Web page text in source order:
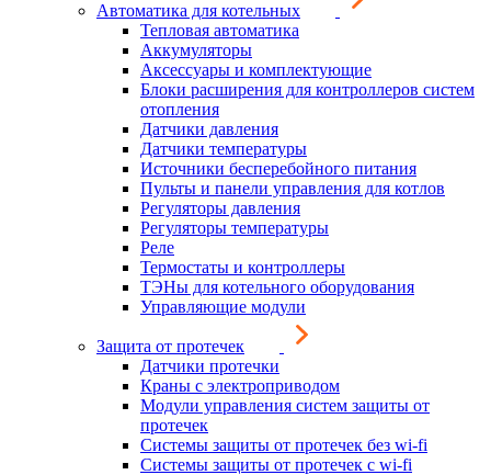
Автоматика для котельных
Тепловая автоматика
Аккумуляторы
Аксессуары и комплектующие
Блоки расширения для контроллеров систем
отопления
Датчики давления
Датчики температуры
Источники бесперебойного питания
Пульты и панели управления для котлов
Регуляторы давления
Регуляторы температуры
Реле
Термостаты и контроллеры
ТЭНы для котельного оборудования
Управляющие модули
Защита от протечек
Датчики протечки
Краны с электроприводом
Модули управления систем защиты от
протечек
Системы защиты от протечек без wi-fi
Системы защиты от протечек с wi-fi